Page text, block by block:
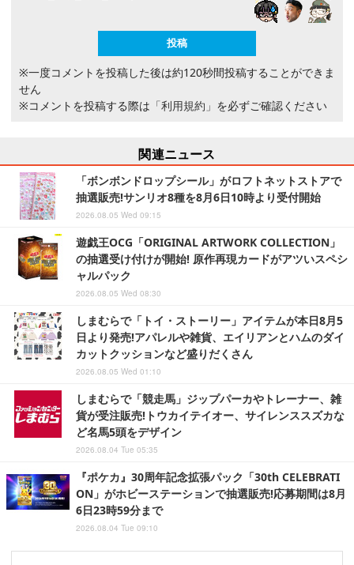
※一度コメントを投稿した後は約120秒間投稿することができま
せん
※コメントを投稿する際は 「利用規約」 を必ずご確認ください
関連ニュース
「ボンボンドロップシール」がロフトネットストアで
抽選販売!サンリオ8種を8月6日10時より受付開始
2026.08.05 Wed 09:15
遊戯王OCG「ORIGINAL ARTWORK COLLECTION」
の抽選受け付けが開始! 原作再現カードがアツいスペシ
ャルパック
2026.08.05 Wed 08:30
しまむらで「トイ・ストーリー」アイテムが本日8月5
日より発売!アパレルや雑貨、エイリアンとハムのダイ
カットクッションなど盛りだくさん
2026.08.05 Wed 01:10
しまむらで「競走馬」ジップパーカやトレーナー、雑
貨が受注販売!トウカイテイオー、サイレンススズカな
ど名馬5頭をデザイン
2026.08.04 Tue 05:35
『ポケカ』30周年記念拡張パック「30th CELEBRATI
ON」がホビーステーションで抽選販売!応募期間は8月
6日23時59分まで
2026.08.04 Tue 09:10